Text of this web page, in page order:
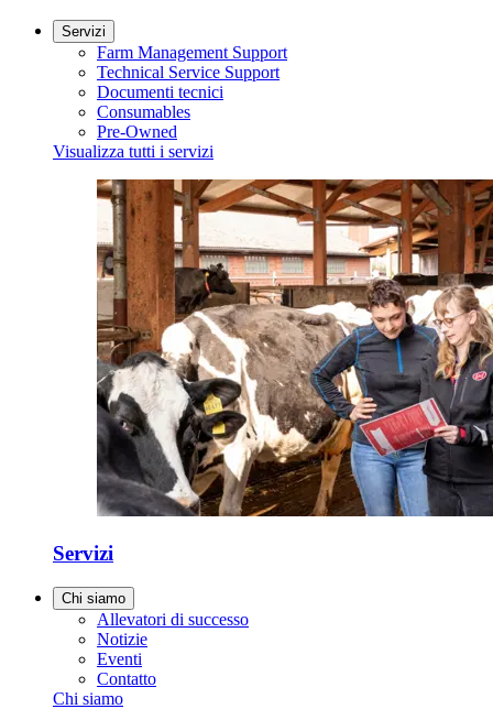
Servizi
Farm Management Support
Technical Service Support
Documenti tecnici
Consumables
Pre-Owned
Visualizza tutti i servizi
Servizi
Chi siamo
Allevatori di successo
Notizie
Eventi
Contatto
Chi siamo